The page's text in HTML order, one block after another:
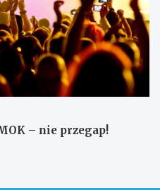
– nie przegap!